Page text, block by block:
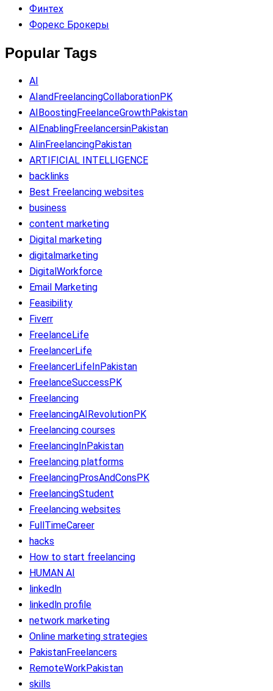
Финтех
Форекс Брокеры
Popular Tags
AI
AIandFreelancingCollaborationPK
AIBoostingFreelanceGrowthPakistan
AIEnablingFreelancersinPakistan
AIinFreelancingPakistan
ARTIFICIAL INTELLIGENCE
backlinks
Best Freelancing websites
business
content marketing
Digital marketing
digitalmarketing
DigitalWorkforce
Email Marketing
Feasibility
Fiverr
FreelanceLife
FreelancerLife
FreelancerLifeInPakistan
FreelanceSuccessPK
Freelancing
FreelancingAIRevolutionPK
Freelancing courses
FreelancingInPakistan
Freelancing platforms
FreelancingProsAndConsPK
FreelancingStudent
Freelancing websites
FullTimeCareer
hacks
How to start freelancing
HUMAN AI
linkedln
linkedln profile
network marketing
Online marketing strategies
PakistanFreelancers
RemoteWorkPakistan
skills